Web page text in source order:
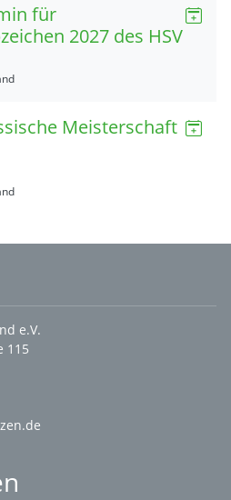
für
2027 des HSV
Meisterschaft
e.V.
115